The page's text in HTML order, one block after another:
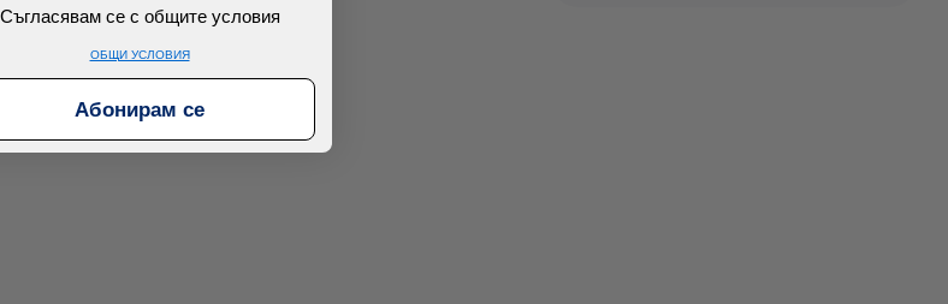
се с общите условия
Съгласявам се с общите условия
ОБЩИ УСЛОВИЯ
Абонирам се